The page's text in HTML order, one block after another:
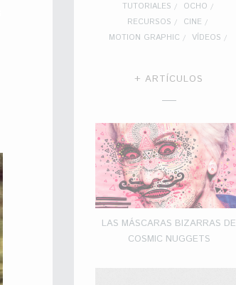
TUTORIALES
OCHO
RECURSOS
CINE
MOTION GRAPHIC
VÍDEOS
+ ARTÍCULOS
LAS MÁSCARAS BIZARRAS DE
COSMIC NUGGETS